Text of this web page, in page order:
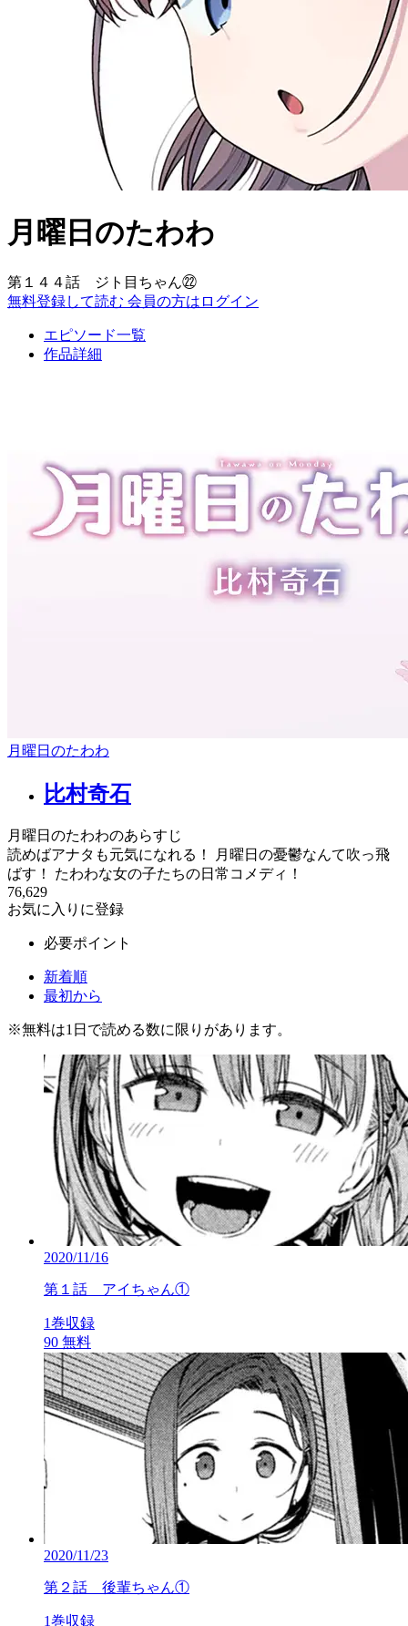
月曜日のたわわ
第１４４話 ジト目ちゃん㉒
無料登録して読む 会員の方はログイン
エピソード一覧
作品詳細
月曜日のたわわ
比村奇石
月曜日のたわわのあらすじ
読めばアナタも元気になれる！ 月曜日の憂鬱なんて吹っ飛
ばす！ たわわな女の子たちの日常コメディ！
76,629
お気に入りに登録
必要ポイント
新着順
最初から
※無料は1日で読める数に限りがあります。
2020/11/16
第１話 アイちゃん①
1巻収録
90 無料
2020/11/23
第２話 後輩ちゃん①
1巻収録